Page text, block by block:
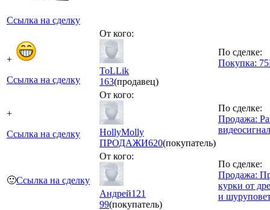
Ссылка на сделку
+
Ссылка на сделку
От кого:
ToLLik
163(продавец)
По сделке:
Покупка:
+
Ссылка на сделку
От кого:
HollyMolly
ПРОДАЖИ620(покупатель)
По сделке:
Продажа:
🙂Ссылка на сделку
От кого:
Андрей121
99(покупатель)
По сделке:
Продажа:
курки от
и